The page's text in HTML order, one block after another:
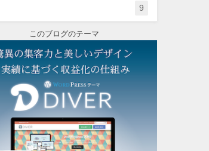
9
このブログのテーマ